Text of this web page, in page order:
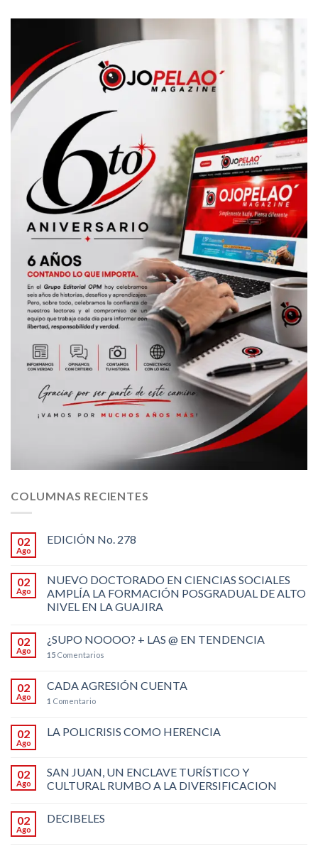
COLUMNAS RECIENTES
02
Ago
EDICIÓN No. 278
02
Ago
NUEVO DOCTORADO EN CIENCIAS SOCIALES
AMPLÍA LA FORMACIÓN POSGRADUAL DE ALTO
NIVEL EN LA GUAJIRA
02
Ago
¿SUPO NOOOO? + LAS @ EN TENDENCIA
15 Comentarios
02
Ago
CADA AGRESIÓN CUENTA
1 Comentario
02
Ago
LA POLICRISIS COMO HERENCIA
02
Ago
SAN JUAN, UN ENCLAVE TURÍSTICO Y
CULTURAL RUMBO A LA DIVERSIFICACION
02
Ago
DECIBELES